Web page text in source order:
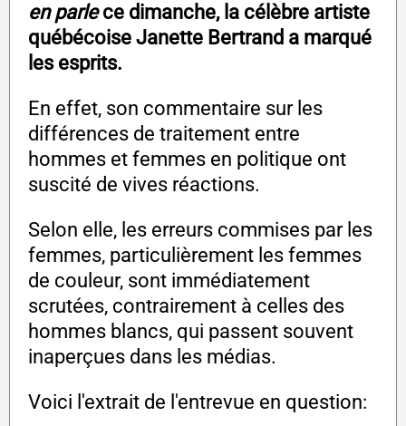
en parlece dimanche, la célèbre artiste
québécoise Janette Bertrand a marqué
les esprits.
En effet, son commentaire sur les
différences de traitement entre
hommes et femmes en politique ont
suscité de vives réactions.
Selon elle, les erreurs commises par les
femmes, particulièrement les femmes
de couleur, sont immédiatement
scrutées, contrairement à celles des
hommes blancs, qui passent souvent
inaperçues dans les médias.
Voici l'extrait de l'entrevue en question: